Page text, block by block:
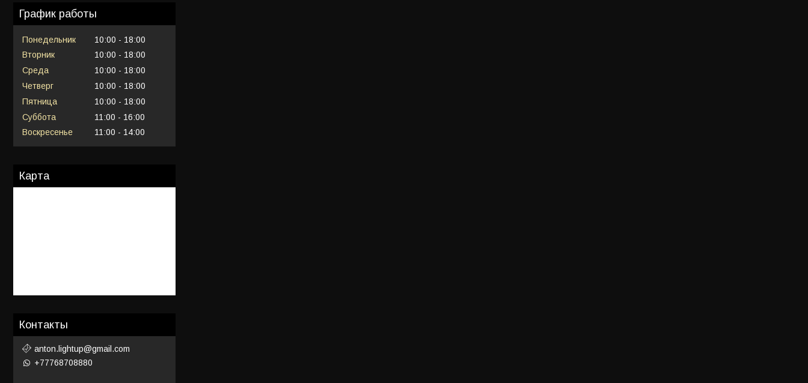
График работы
Понедельник 10:00
18:00
Вторник
10:00
18:00
Среда
10:00
18:00
Четверг
10:00
18:00
Пятница
10:00
18:00
Суббота
11:00
16:00
Воскресенье
11:00 14:00
Карта
Контакты
anton.lightup@gmail.com
+77768708880